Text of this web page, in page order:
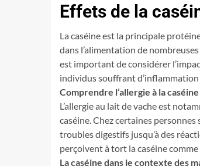
Effets de la
La caséine est la principale
dans l’alimentation de
est important de considérer
individus souffrant d’inflammation
Comprendre l’allergie à la caséine
L’allergie au lait de vache est
caséine. Chez certaines
troubles digestifs jusqu’à des
perçoivent à tort la caséine
La caséine dans le contexte des